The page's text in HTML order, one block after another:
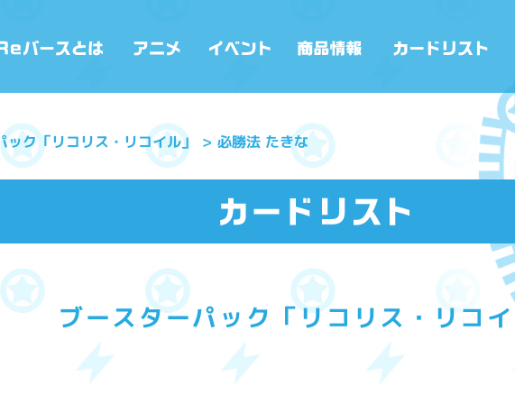
ック「リコリス・リコイル」 必勝法 たきな
ブースターパック「リコリス・リコ